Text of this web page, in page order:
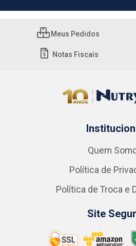
Meus Pedidos
Notas Fiscais
Quem
Política de
Política de Troca e
Site